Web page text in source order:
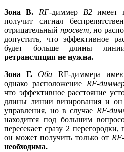
Зона В. RF-диммер B2имеет
получит сигнал
отрицательный просвет, но
допустить, что эффективное
будет больше длины
ретрансляция не нужна.
Зона Г.Оба
RF-диммера
однако расположение RF-
что эффективное расстояние
длины линии визирования и он
управления, но в случае RF-
находится под большим
пересекает сразу 2
он может получить только от
необходима.